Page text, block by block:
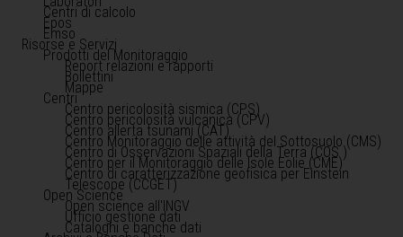
Centri di calcolo
Epos
Emso
Risorse e Servizi
Prodotti del Monitoraggio
Report relazioni e rapporti
Bollettini
Mappe
Centri
Centro pericolosità sismica (CPS)
Centro pericolosità vulcanica (CPV)
Centro allerta tsunami (CAT)
Centro Monitoraggio delle attività del Sottosuolo (CMS)
Centro di Osservazioni Spaziali della Terra (COS )
Centro per il Monitoraggio delle Isole Eolie (CME)
Centro di caratterizzazione geofisica per Einstein
Telescope (CCGET)
Open Science
Open science all'INGV
Ufficio gestione dati
Cataloghi e banche dati